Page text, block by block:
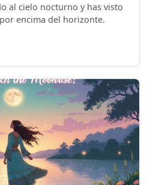
al cielo nocturno y has visto
encima del horizonte.